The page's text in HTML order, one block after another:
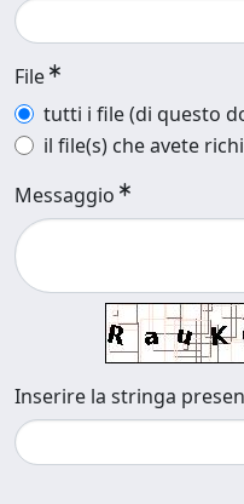
File
tutti i file (di questo
il file(s) che avete
Messaggio
Inserire la stringa